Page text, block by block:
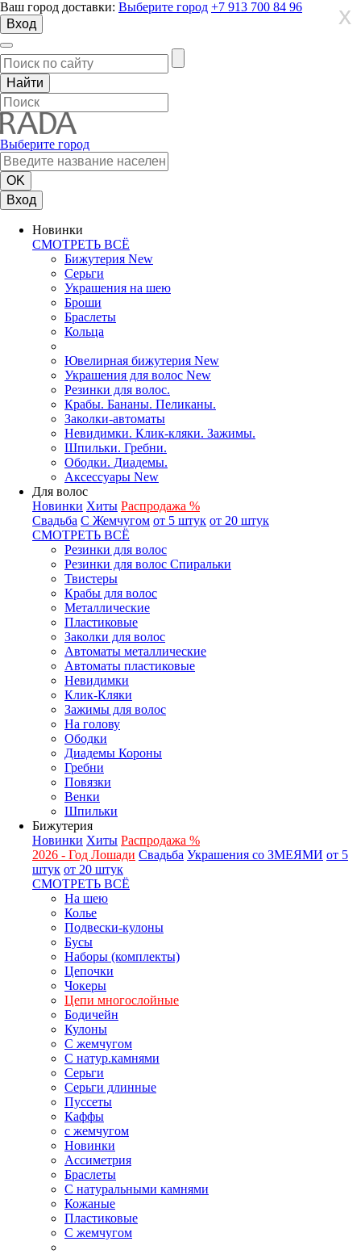
Ваш город доставки: Выберите город +7 913 700 84 96
Вход
Выберите город
Вход
Новинки
СМОТРЕТЬ ВСЁ
Бижутерия New
Серьги
Украшения на шею
Броши
Браслеты
Кольца
Ювелирная бижутерия New
Украшения для волос New
Резинки для волос.
Крабы. Бананы. Пеликаны.
Заколки-автоматы
Невидимки. Клик-кляки. Зажимы.
Шпильки. Гребни.
Ободки. Диадемы.
Аксессуары New
Для волос
Новинки Хиты Распродажа %
Свадьба С Жемчугом от 5 штук от 20 штук
СМОТРЕТЬ ВСЁ
Резинки для волос
Резинки для волос Спиральки
Твистеры
Крабы для волос
Металлические
Пластиковые
Заколки для волос
Автоматы металлические
Автоматы пластиковые
Невидимки
Клик-Кляки
Зажимы для волос
На голову
Ободки
Диадемы Короны
Гребни
Повязки
Венки
Шпильки
Бижутерия
Новинки Хиты Распродажа %
2026 - Год Лошади Свадьба Украшения со ЗМЕЯМИ от 5
штук от 20 штук
СМОТРЕТЬ ВСЁ
На шею
Колье
Подвески-кулоны
Бусы
Наборы (комплекты)
Цепочки
Чокеры
Цепи многослойные
Бодичейн
Кулоны
С жемчугом
С натур.камнями
Серьги
Серьги длинные
Пуссеты
Каффы
с жемчугом
Новинки
Ассиметрия
Браслеты
С натуральными камнями
Кожаные
Пластиковые
С жемчугом
X
X
X